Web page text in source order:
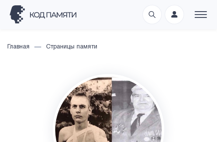
Главная Страницы памяти